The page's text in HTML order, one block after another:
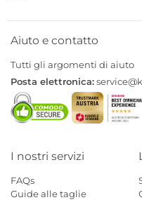
Aiuto e contatto
Tutti gli argomenti di aiuto
Posta elettronica:
I nostri servizi
FAQs
Guide alle taglie